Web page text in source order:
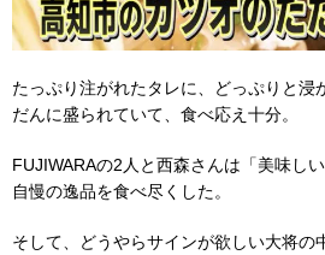
たっぷり注がれたタレに、どっぷりと浸
だんに盛られていて、食べ応え十分。
FUJIWARAの2人と西森さんは「美味し
自慢の逸品を食べ尽くした。
そして、どうやらサインが欲しい大将の